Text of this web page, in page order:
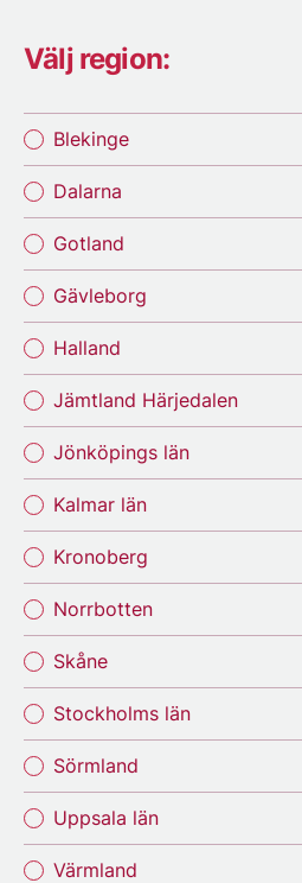
Välj region:
Blekinge
Dalarna
Gotland
Gävleborg
Halland
Jämtland Härjedalen
Jönköpings län
Kalmar län
Kronoberg
Norrbotten
Skåne
Stockholms län
Sörmland
Uppsala län
Värmland